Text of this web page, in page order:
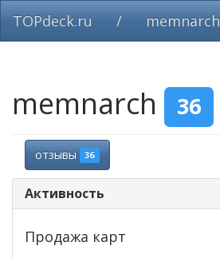
TOPdeck.ru / memnarch
memnarch 36
отзывы 36
Активность
Продажа карт